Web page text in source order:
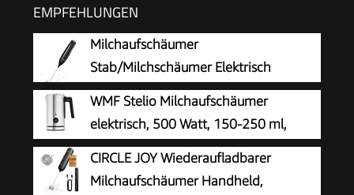
EMPFEHLUNGEN
Milchaufschäumer
Stab/Milchschäumer Elektrisch
tragbarer mit Hoher Leistung
Getränkemixer Kaffeebesen batteriebetriebener
für Latte, Matcha-Tee, Cappuccino, Schwarz
WMF Stelio Milchaufschäumer
elektrisch, 500 Watt, 150-250 ml,
Antihaftbeschichtung, kabellos, für
Milchschaum heiss und kalt, heiße Schokolade,
CIRCLE JOY Wiederaufladbarer
Milchaufschäumer Handheld,